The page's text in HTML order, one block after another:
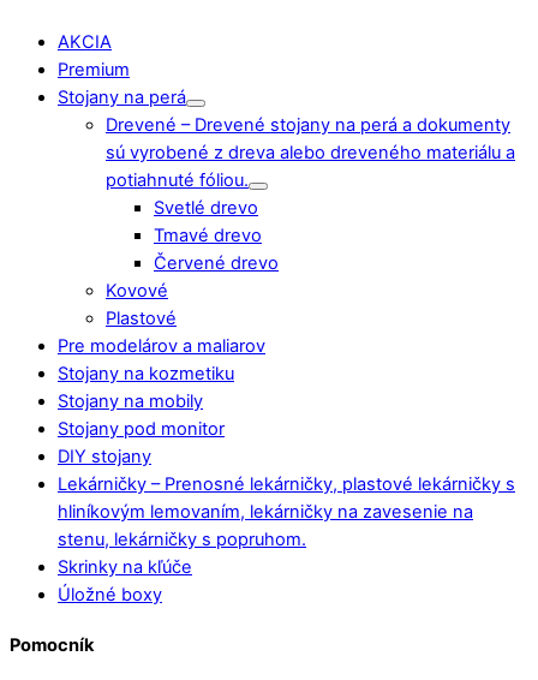
AKCIA
Premium
Stojany na perá
Drevené – Drevené stojany na perá a dokumenty
sú vyrobené z dreva alebo dreveného materiálu a
potiahnuté fóliou.
Svetlé drevo
Tmavé drevo
Červené drevo
Kovové
Plastové
Pre modelárov a maliarov
Stojany na kozmetiku
Stojany na mobily
Stojany pod monitor
DIY stojany
Lekárničky – Prenosné lekárničky, plastové lekárničky s
hliníkovým lemovaním, lekárničky na zavesenie na
stenu, lekárničky s popruhom.
Skrinky na kľúče
Úložné boxy
Pomocník